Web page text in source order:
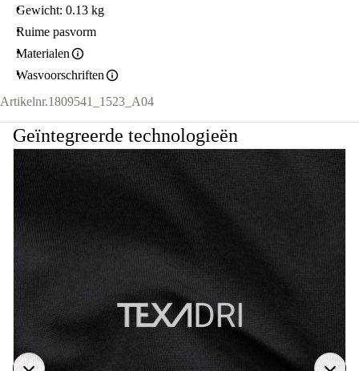
Gewicht: 0.13 kg
Ruime pasvorm
Materialen
Wasvoorschriften
Artikelnr.1809541_1523_A04
Geïntegreerde technologieën